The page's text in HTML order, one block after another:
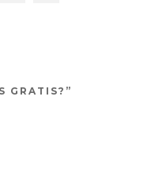
GRATIS?”